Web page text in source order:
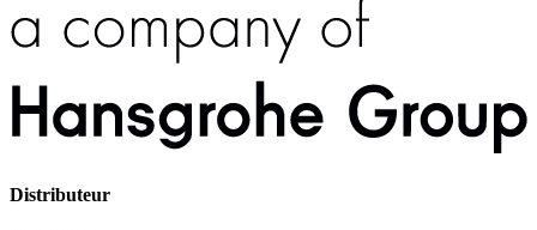
Distributeur